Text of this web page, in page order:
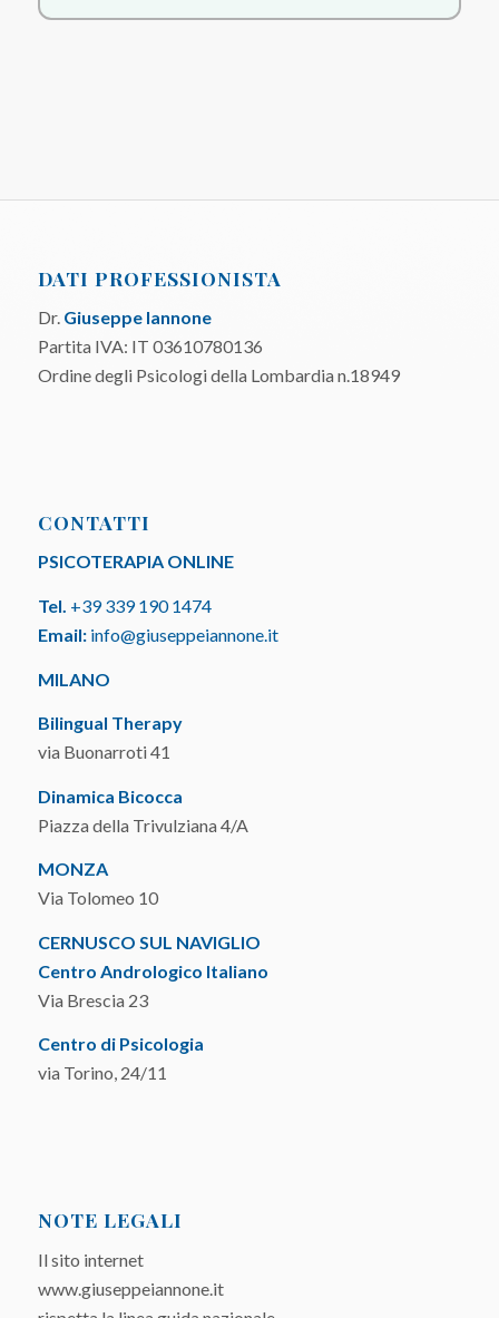
DATI PROFESSIONISTA
Dr. Giuseppe Iannone
Partita IVA: IT 03610780136
Ordine degli Psicologi della Lombardia n.18949
CONTATTI
PSICOTERAPIA ONLINE
Tel. +39 339 190 1474
Email: info@giuseppeiannone.it
MILANO
Bilingual Therapy
via Buonarroti 41
Dinamica Bicocca
Piazza della Trivulziana 4/A
MONZA
Via Tolomeo 10
CERNUSCO SUL NAVIGLIO
Centro Andrologico Italiano
Via Brescia 23
Centro di Psicologia
via Torino, 24/11
NOTE LEGALI
Il sito internet
www.giuseppeiannone.it